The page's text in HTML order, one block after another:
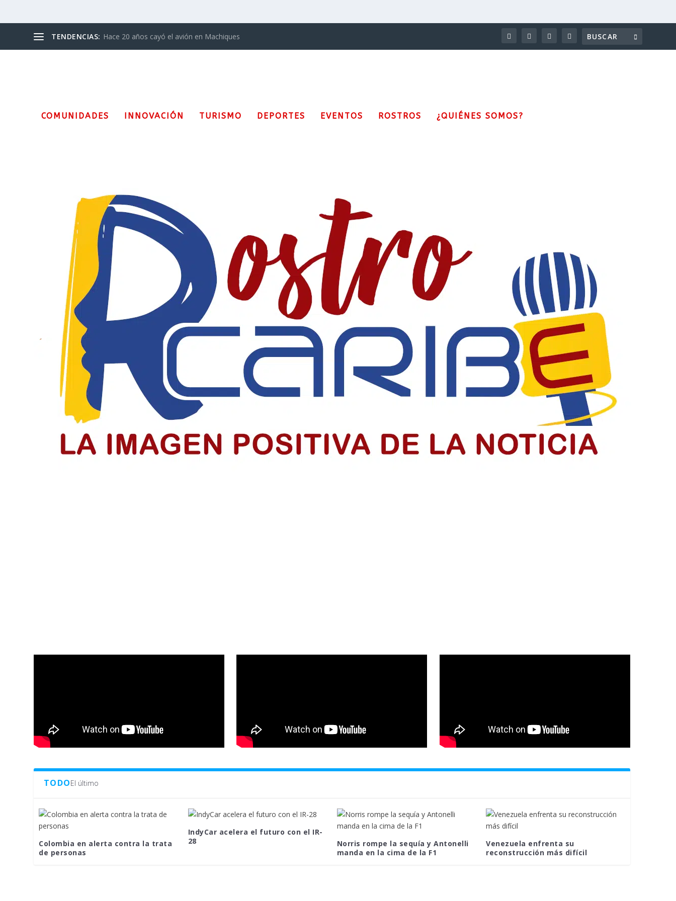
TENDENCIAS: Hace 20 años cayó el avión en Machiques
COMUNIDADES INNOVACIÓN TURISMO DEPORTES EVENTOS ROSTROS ¿QUIÉNES SOMOS?
El Día del Periodista y Comunicador SociaI en Colombia
El periodista y comunicador social en Colombia paga un precio alto por informar, pero su labor sigue sosteniendo la democracia y construyendo país
LEER MÁS
Jóvenes de Chiquinquirá cierran el ciclo sacramental del centenario
Jóvenes recibieron la confirmación en el cierre del ciclo sacramental del centenario de la Parroquia Chiquinquirá en Barranquilla
LEER MÁS
TODOEl último
Colombia en alerta contra la trata
de personas
IndyCar acelera el futuro con el IR-
28
Norris rompe la sequía y Antonelli
manda en la cima de la F1
Venezuela enfrenta su
reconstrucción más difícil